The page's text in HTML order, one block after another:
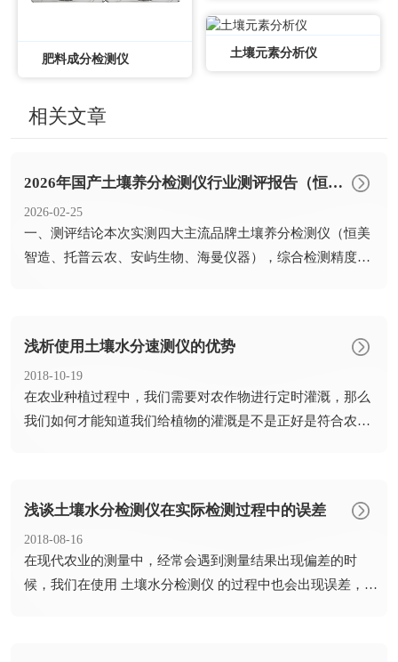
肥料成分检测仪 土壤元素分析仪
相关文章
2026年国产土壤养分检测仪行业测评报告（恒美智造等四大主流品牌实测）
2026-02-25
​一、测评结论本次实测四大主流品牌土壤养分检测仪（恒美
智造、托普云农、安屿生物、海曼仪器），综合检测精度、
浅析使用土壤水分速测仪的优势
2018-10-19
​在农业种植过程中，我们需要对农作物进行定时灌溉，那么
我们如何才能知道我们给植物的灌溉是不是正好是符合农作
浅谈土壤水分检测仪在实际检测过程中的误差
2018-08-16
​在现代农业的测量中，经常会遇到测量结果出现偏差的时
候，我们在使用 土壤水分检测仪 的过程中也会出现误差，那